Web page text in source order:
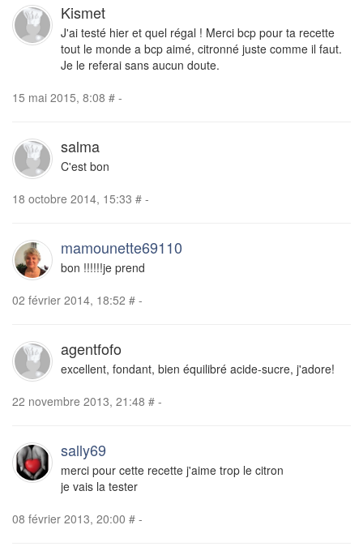
Kismet
J'ai testé hier et quel régal ! Merci bcp pour ta recette
tout le monde a bcp aimé, citronné juste comme il faut.
Je le referai sans aucun doute.
15 mai 2015, 8:08 # -
salma
C'est bon
18 octobre 2014, 15:33 # -
mamounette69110
bon !!!!!!je prend
02 février 2014, 18:52 # -
agentfofo
excellent, fondant, bien équilibré acide-sucre, j'adore!
22 novembre 2013, 21:48 # -
sally69
merci pour cette recette j'aime trop le citron
je vais la tester
08 février 2013, 20:00 # -